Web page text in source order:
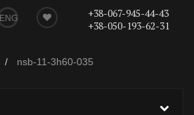
ENG
+38-067-945-44-43
+38-050-193-62-31
nsb-11-3h60-035